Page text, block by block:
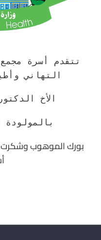
تتقدم أسرة
التهاني
الأخ
بالمولودة
بورك الموهوب وشكرت